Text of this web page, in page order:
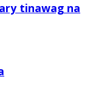
tinawag na